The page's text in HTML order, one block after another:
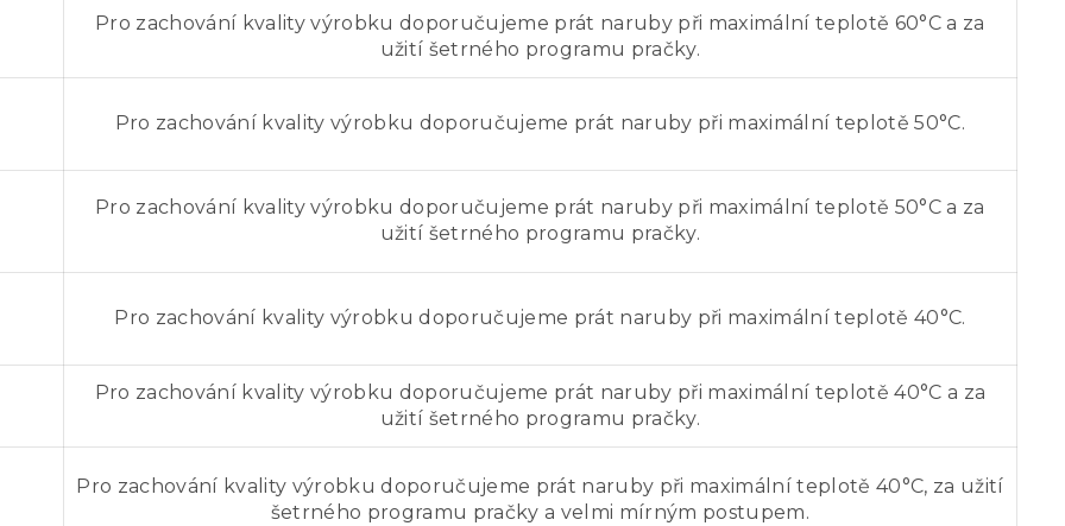
Pro zachování kvality výrobku doporučujeme prát naruby při maximální teplotě 60°C a za
užití šetrného programu pračky.
Pro zachování kvality výrobku doporučujeme prát naruby při maximální teplotě 50°C.
Pro zachování kvality výrobku doporučujeme prát naruby při maximální teplotě 50°C a za
užití šetrného programu pračky.
Pro zachování kvality výrobku doporučujeme prát naruby při maximální teplotě 40°C.
Pro zachování kvality výrobku doporučujeme prát naruby při maximální teplotě 40°C a za
užití šetrného programu pračky.
Pro zachování kvality výrobku doporučujeme prát naruby při maximální teplotě 40°C, za užití
šetrného programu pračky a velmi mírným postupem.